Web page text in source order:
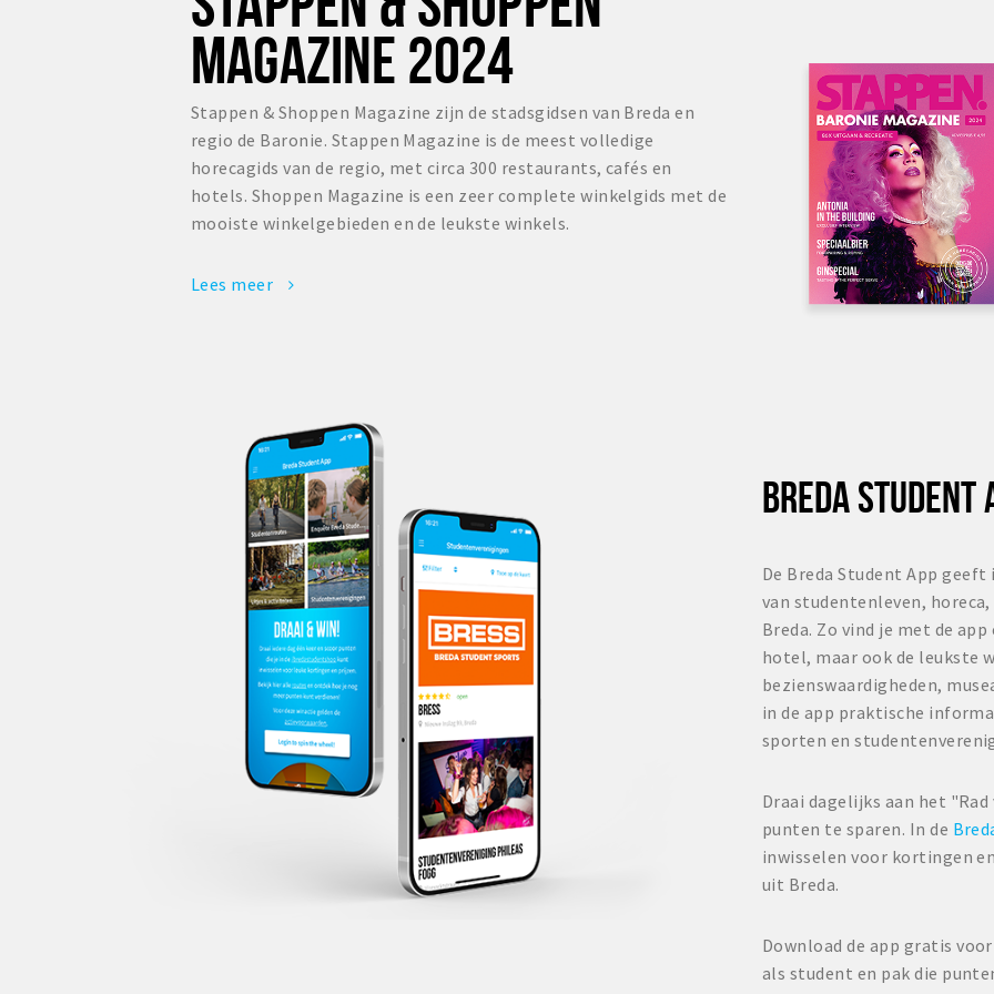
MAGAZINE 2024
Stappen & Shoppen Magazine zijn de stadsgidsen van Breda en
regio de Baronie. Stappen Magazine is de meest volledige
horecagids van de regio, met circa 300 restaurants, cafés en
hotels. Shoppen Magazine is een zeer complete winkelgids met de
mooiste winkelgebieden en de leukste winkels.
Lees meer
BREDA STUDENT
De Breda Student App
van studentenleven,
Breda. Zo vind je met de
hotel, maar ook de leukste
bezienswaardigheden,
in de app praktische
sporten en
Draai dagelijks aan het
punten te sparen. In de
inwisselen voor kortingen
uit Breda.
Download de app gratis
als student en pak die